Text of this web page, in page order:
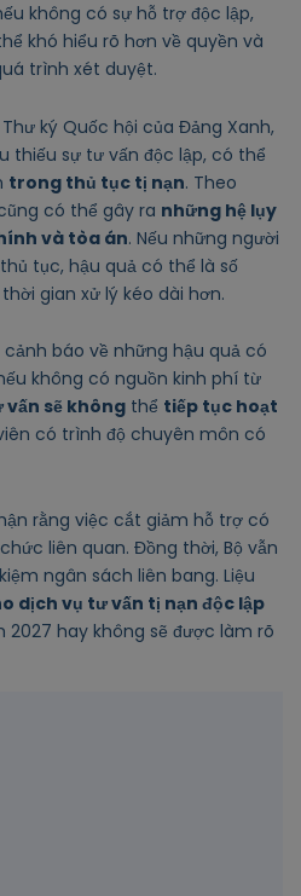
không có sự hỗ trợ độc lập,
khó hiểu rõ hơn về quyền và
trình xét duyệt.
ký Quốc hội của Đảng Xanh,
thiếu sự tư vấn độc lập, có thể
trong thủ tục tị nạn. Theo
có thể gây ra những hệ lụy
và tòa án. Nếu những người
tục, hậu quả có thể là số
gian xử lý kéo dài hơn.
báo về những hậu quả có
không có nguồn kinh phí từ
vấn sẽ không thể tiếp tục hoạt
có trình độ chuyên môn có
rằng việc cắt giảm hỗ trợ có
liên quan. Đồng thời, Bộ vẫn
ngân sách liên bang. Liệu
dịch vụ tư vấn tị nạn độc lập
hay không sẽ được làm rõ